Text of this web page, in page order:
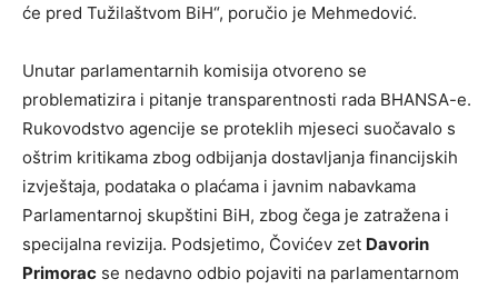
će pred Tužilaštvom BiH“, poručio je Mehmedović.
Unutar parlamentarnih komisija otvoreno se
problematizira i pitanje transparentnosti rada BHANSA-e.
Rukovodstvo agencije se proteklih mjeseci suočavalo s
oštrim kritikama zbog odbijanja dostavljanja financijskih
izvještaja, podataka o plaćama i javnim nabavkama
Parlamentarnoj skupštini BiH, zbog čega je zatražena i
specijalna revizija. Podsjetimo, Čovićev zet Davorin
Primorac se nedavno odbio pojaviti na parlamentarnom